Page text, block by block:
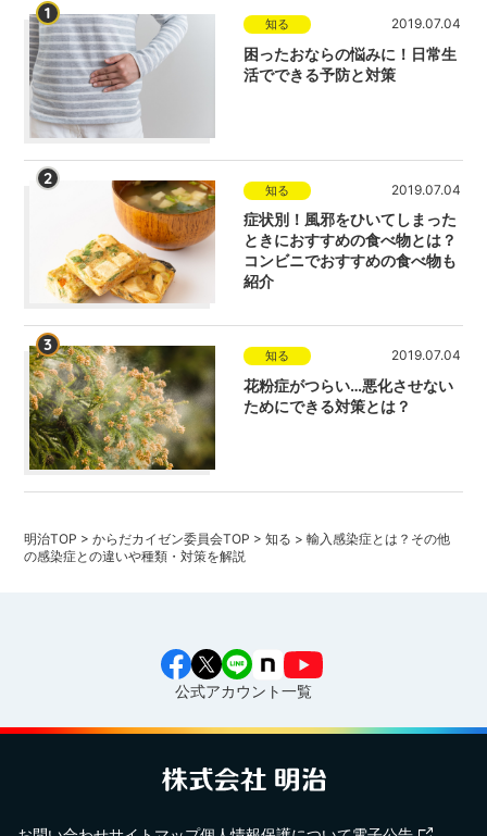
1
知る 2019.07.04
困ったおならの悩みに！日常生
活でできる予防と対策
2
知る 2019.07.04
症状別！風邪をひいてしまった
ときにおすすめの食べ物とは？
コンビニでおすすめの食べ物も
紹介
3
知る 2019.07.04
花粉症がつらい…悪化させない
ためにできる対策とは？
明治TOP >からだカイゼン委員会TOP >知る >輸入感染症とは？その他
の感染症との違いや種類・対策を解説
公式アカウント一覧